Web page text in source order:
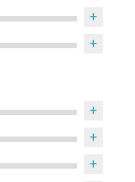
+
+
+
+
+